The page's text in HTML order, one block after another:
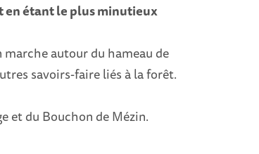
en étant le plus minutieux
autour du hameau de
savoirs-faire liés à la forêt.
et du Bouchon de Mézin.